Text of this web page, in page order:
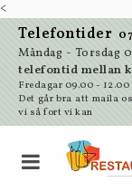
<
Telefontider
Måndag - Torsdag
telefontid mellan
Fredagar 09.00 - 12.00
Det går bra att maila
vi så fort vi kan